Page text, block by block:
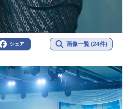
シェア 画像一覧 (24件)